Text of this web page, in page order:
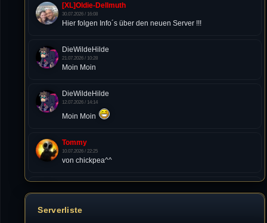
[XL]Oldie-Dellmuth
30.07.2026 / 16:08
Hier folgen Info´s über den neuen Server !!!
DieWildeHilde
21.07.2026 / 10:28
Moin Moin
DieWildeHilde
12.07.2026 / 14:14
Moin Moin
Tommy
10.07.2026 / 22:25
von chickpea^^
10.07.2026 / 22:25
27. Dez 2023, 22:48
Serverliste